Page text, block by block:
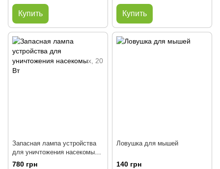
Купить Купить
Запасная лампа устройства
для уничтожения насекомых,
20 Вт
780 грн
Ловушка для мышей
140 грн